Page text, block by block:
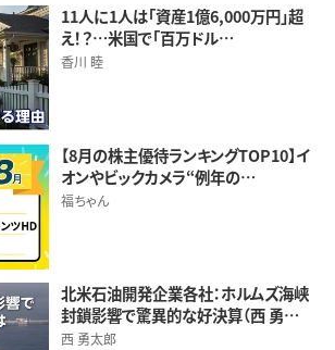
11人に1人は「資産1億6,000万円」超
え！？…米国で「百万ドル…
香川 睦
【8月の株主優待ランキングTOP10】イ
オンやビックカメラ“例年の…
福ちゃん
北米石油開発企業各社：ホルムズ海峡
封鎖影響で驚異的な好決算（西 勇…
西 勇太郎